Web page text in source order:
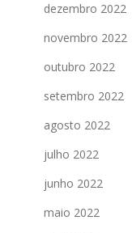
dezembro 2022
novembro 2022
outubro 2022
setembro 2022
agosto 2022
julho 2022
junho 2022
maio 2022